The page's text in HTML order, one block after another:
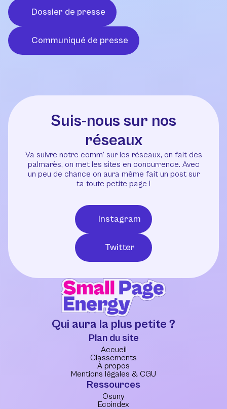
Dossier de presse
Communiqué de presse
Suis-nous sur nos
réseaux
Va suivre notre comm’ sur les réseaux, on fait des
palmarès, on met les sites en concurrence. Avec
un peu de chance on aura même fait un post sur
ta toute petite page !
Instagram
Twitter
Qui aura la plus petite ?
Plan du site
Accueil
Classements
À propos
Mentions légales & CGU
Ressources
Osuny
Ecoindex